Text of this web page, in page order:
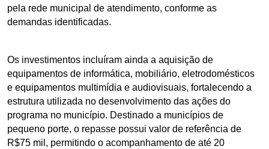
pela rede municipal de atendimento, conforme as
demandas identificadas.
Os investimentos incluíram ainda a aquisição de
equipamentos de informática, mobiliário, eletrodomésticos
e equipamentos multimídia e audiovisuais, fortalecendo a
estrutura utilizada no desenvolvimento das ações do
programa no município. Destinado a municípios de
pequeno porte, o repasse possui valor de referência de
R$75 mil, permitindo o acompanhamento de até 20